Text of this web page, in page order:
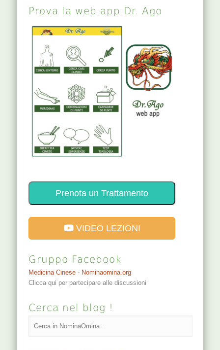
Prova la web app Dr. Ago
Prenota un Trattamento
VIDEO LEZIONI
Gruppo Facebook
Medicina Cinese - Nominaomina.org
Clicca qui per partecipare alle discussioni
Cerca nel blog !